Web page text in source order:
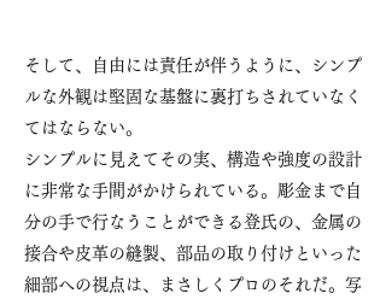
そして、自由には責任が伴うように、シンプ
ルな外観は堅固な基盤に裏打ちされていなく
てはならない。
シンプルに見えてその実、構造や強度の設計
に非常な手間がかけられている。彫金まで自
分の手で行なうことができる登氏の、金属の
接合や皮革の縫製、部品の取り付けといった
細部への視点は、まさしくプロのそれだ。写